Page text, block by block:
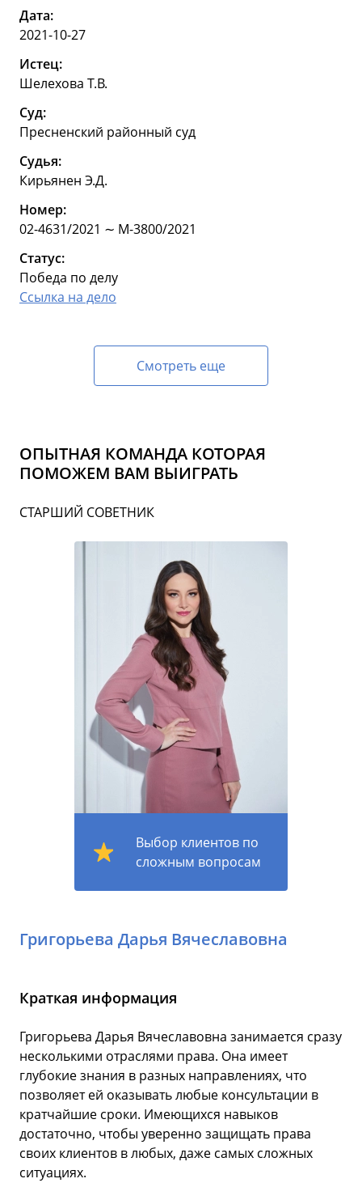
Дата:
2021-10-27
Истец:
Шелехова Т.В.
Суд:
Пресненский районный суд
Судья:
Кирьянен Э.Д.
Номер:
02-4631/2021 ∼ М-3800/2021
Статус:
Победа по делу
Ссылка на дело
Смотреть еще
ОПЫТНАЯ КОМАНДА КОТОРАЯ
ПОМОЖЕМ ВАМ ВЫИГРАТЬ
СТАРШИЙ СОВЕТНИК
Выбор клиентов по
сложным вопросам
Григорьева Дарья Вячеславовна
Краткая информация
Григорьева Дарья Вячеславовна занимается сразу
несколькими отраслями права. Она имеет
глубокие знания в разных направлениях, что
позволяет ей оказывать любые консультации в
кратчайшие сроки. Имеющихся навыков
достаточно, чтобы уверенно защищать права
своих клиентов в любых, даже самых сложных
ситуациях.